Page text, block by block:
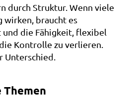
durch Struktur. Wenn viele
wirken, braucht es
und die Fähigkeit, flexibel
Kontrolle zu verlieren.
Unterschied.